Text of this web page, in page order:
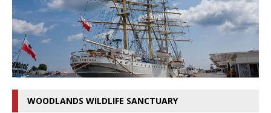
WOODLANDS WILDLIFE SANCTUARY